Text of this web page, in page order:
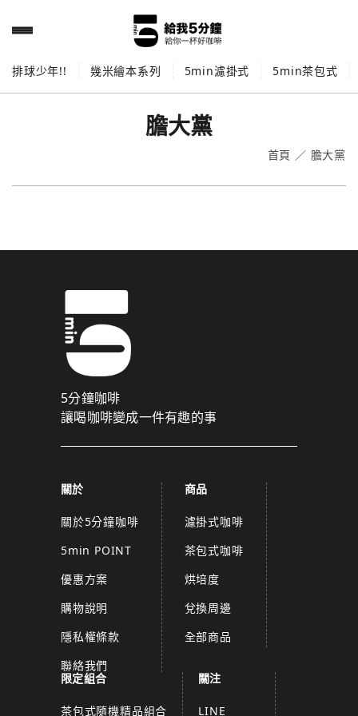
排球少年!! 幾米繪本系列 5min濾掛式 5min茶包式
膽大黨
首頁 ／ 膽大黨
5分鐘咖啡
讓喝咖啡變成一件有趣的事
關於
關於5分鐘咖啡
5min POINT
優惠方案
購物說明
隱私權條款
聯絡我們
商品
濾掛式咖啡
茶包式咖啡
烘培度
兌換周邊
全部商品
限定組合
茶包式隨機精品組合
關注
LINE